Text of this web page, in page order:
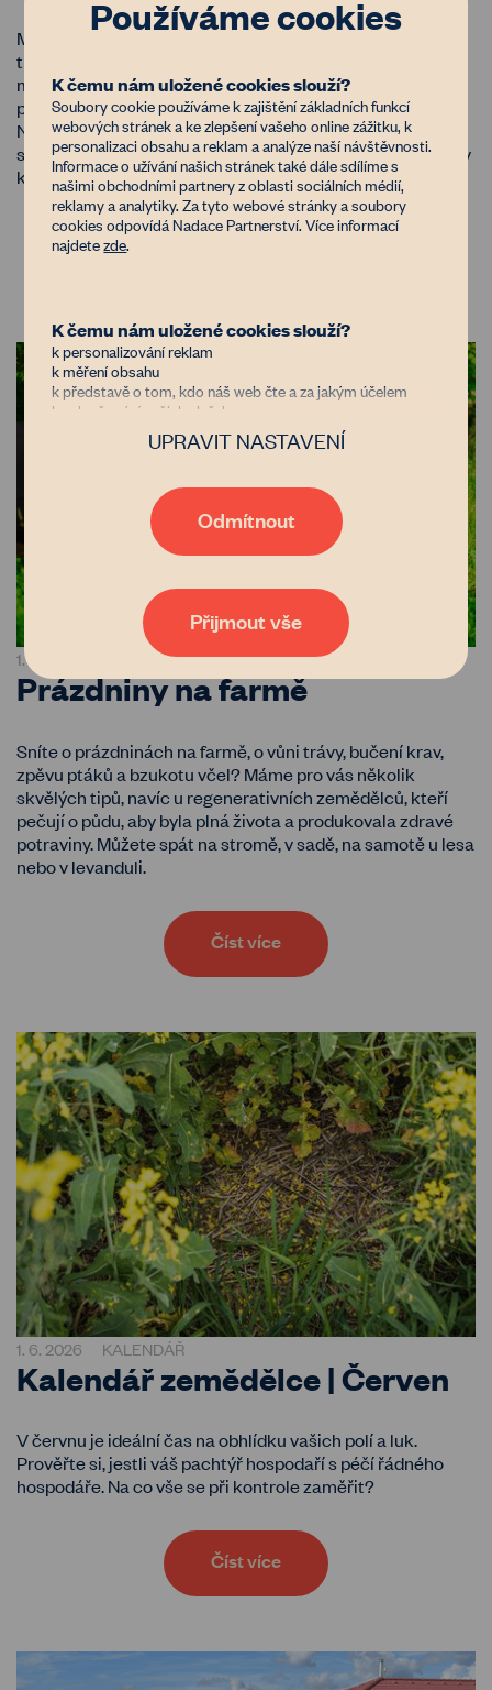
Město Mikulov je známé nejen svou historií a vinařskou
tradicí, ale také aktivním přístupem k péči o krajinu. V
minulých letech vyčlenilo část zemědělských pozemků
pro vznik krajinných prvků a zatravněných polních cest.
Nejznámějším příkladem je mandloňová alej u Kočičí
skály, která byla vysazena Okrašlovacím spolkem Mikulov
ke 30. výročí Sametové revoluce.
1. 6. 2026
Prázdniny na farmě
Sníte o prázdninách na farmě, o vůni trávy, bučení krav,
zpěvu ptáků a bzukotu včel? Máme pro vás několik
skvělých tipů, navíc u regenerativních zemědělců, kteří
pečují o půdu, aby byla plná života a produkovala zdravé
potraviny. Můžete spát na stromě, v sadě, na samotě u lesa
nebo v levanduli.
Číst více
1. 6. 2026 KALENDÁŘ
Kalendář zemědělce | Červen
V červnu je ideální čas na obhlídku vašich polí a luk.
Prověřte si, jestli váš pachtýř hospodaří s péčí řádného
hospodáře. Na co vše se při kontrole zaměřit?
Číst více
Používáme cookies
K čemu nám uložené cookies slouží?
Soubory cookie používáme k zajištění základních funkcí
webových stránek a ke zlepšení vašeho online zážitku, k
personalizaci obsahu a reklam a analýze naší návštěvnosti.
Informace o užívání našich stránek také dále sdílíme s
našimi obchodními partnery z oblasti sociálních médií,
reklamy a analytiky. Za tyto webové stránky a soubory
cookies odpovídá Nadace Partnerství. Více informací
najdetezde.
K čemu nám uložené cookies slouží?
k personalizování reklam
k měření obsahu
k představě o tom, kdo náš web čte a za jakým účelem
k vylepšování našich služeb
Důvěřujete nám?
stejně jako nám o zastavení znehodnocování půdy v Česku.
Díky tomu, že nám dáte možnost uchovávat data o vaší
aktivitě na našem webu, bude naše poradenství, databáze
vlastníků i zemědělců nebo například generátor
vás zajímají podrobnosti, přečtěte si našezásady
zpracování osobních údajů
. Tak co, věříte nám?
UPRAVIT NASTAVENÍ
Odmítnout
Přijmout vše